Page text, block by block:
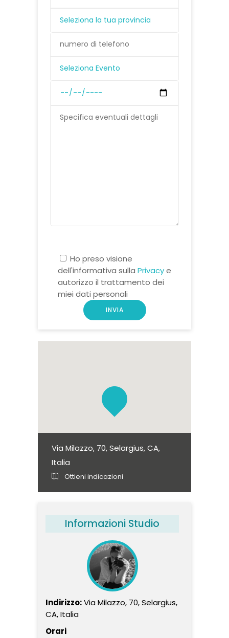
Ho preso visione
dell'informativa sulla Privacye
autorizzo il trattamento dei
miei dati personali
Via Milazzo, 70, Selargius, CA,
Italia
Ottieni indicazioni
Informazioni Studio
Indirizzo:Via Milazzo, 70, Selargius,
CA, Italia
Orari